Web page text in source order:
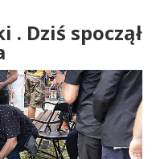
. Dziś spoczął